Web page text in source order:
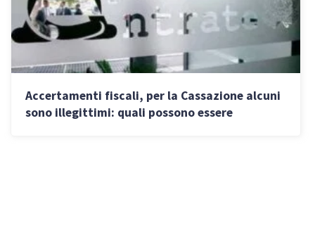
Accertamenti fiscali, per la Cassazione alcuni
sono illegittimi: quali possono essere